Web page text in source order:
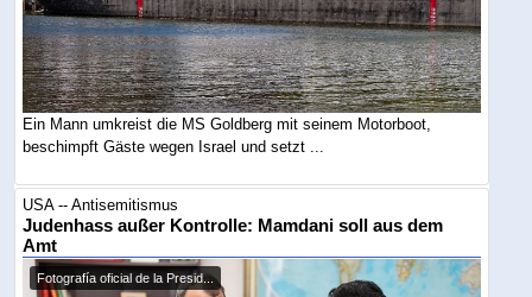
Ein Mann umkreist die MS Goldberg mit seinem Motorboot,
beschimpft Gäste wegen Israel und setzt ...
USA -- Antisemitismus
Judenhass außer Kontrolle: Mamdani soll aus dem
Amt
Fotografía oficial de la Presid...